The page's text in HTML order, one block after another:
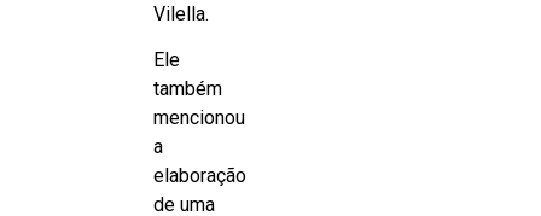
Vilella.
Ele
também
mencionou
a
elaboração
de uma